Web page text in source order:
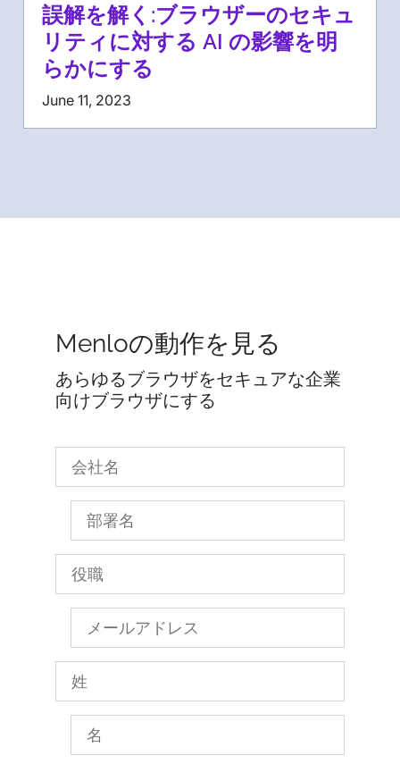
誤解を解く:ブラウザーのセキュ
リティに対する AI の影響を明
らかにする
June 11, 2023
Menloの動作を見る
あらゆるブラウザをセキュアな企業
向けブラウザにする